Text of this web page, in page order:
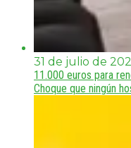
31 de julio de
11.000 euros para
Choque que ningún